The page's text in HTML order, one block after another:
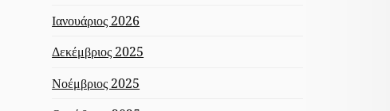
Ιανουάριος 2026
Δεκέμβριος 2025
Νοέμβριος 2025